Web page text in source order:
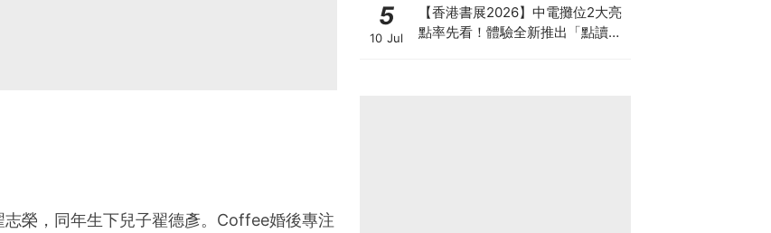
榮，同年生下兒子翟德彥。Coffee婚後專注
5
10 Jul
【香港書展2026】中電攤位2大亮
點率先看！體驗全新推出「點讀故